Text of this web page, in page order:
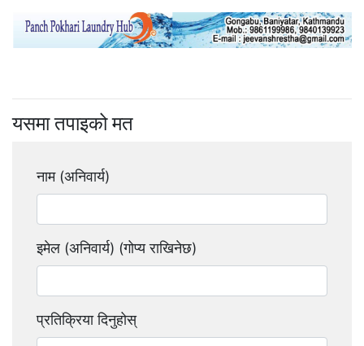
यसमा तपाइको मत
नाम (अनिवार्य)
इमेल (अनिवार्य) (गोप्य राखिनेछ)
प्रतिक्रिया दिनुहोस्